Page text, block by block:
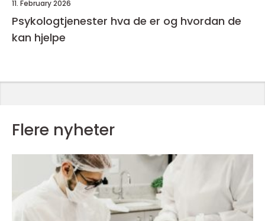
11. February 2026
Psykologtjenester hva de er og hvordan de
kan hjelpe
Flere nyheter